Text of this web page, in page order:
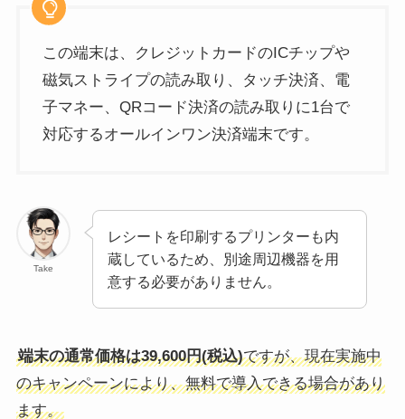
この端末は、クレジットカードのICチップや
磁気ストライプの読み取り、タッチ決済、電
子マネー、QRコード決済の読み取りに1台で
対応するオールインワン決済端末です。
Take
レシートを印刷するプリンターも内
蔵しているため、別途周辺機器を用
意する必要がありません。
端末の通常価格は39,600円(税込)ですが、現在実施中
のキャンペーンにより、無料で導入できる場合があり
ます。